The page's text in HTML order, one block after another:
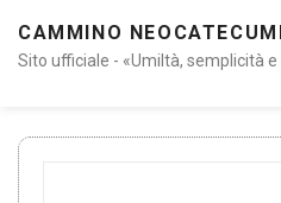
CAMMINO
Sito ufficiale - «Umiltà, semplicità e